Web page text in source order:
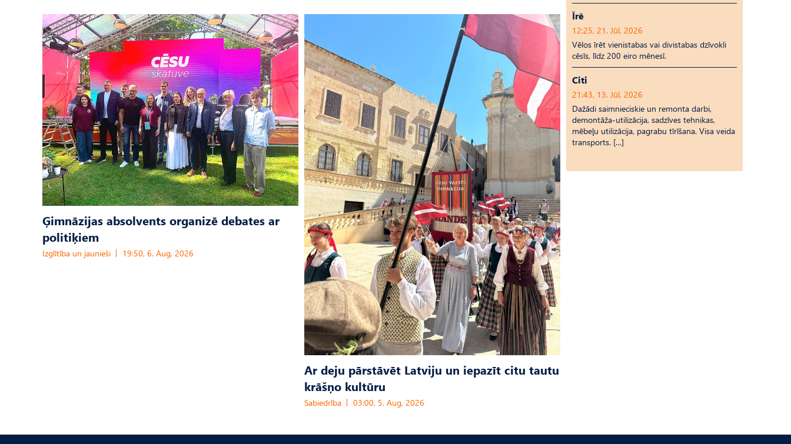
Ģimnāzijas absolvents organizē debates ar
politiķiem
Izglītība un jaunieši 19:50, 6. Aug, 2026
Ar deju pārstāvēt Latviju un iepazīt citu tautu
krāšņo kultūru
Sabiedrība 03:00, 5. Aug, 2026
Īrē
12:25, 21. Jūl, 2026
Vēlos īrēt vienistabas vai divistabas dzīvokli
cēsīs, līdz 200 eiro mēnesī.
Citi
21:43, 13. Jūl, 2026
Dažādi saimnieciskie un remonta darbi,
demontāža-utilizācija, sadzīves tehnikas,
mēbeļu utilizācija, pagrabu tīrīšana. Visa veida
transports. […]